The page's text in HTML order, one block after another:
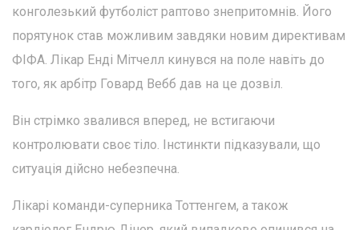
конголезький футболіст раптово знепритомнів. Його
порятунок став можливим завдяки новим директивам
ФІФА. Лікар Енді Мітчелл кинувся на поле навіть до
того, як арбітр Говард Вебб дав на це дозвіл.
Він стрімко звалився вперед, не встигаючи
контролювати своє тіло. Інстинкти підказували, що
ситуація дійсно небезпечна.
Лікарі команди-суперника Тоттенгем, а також